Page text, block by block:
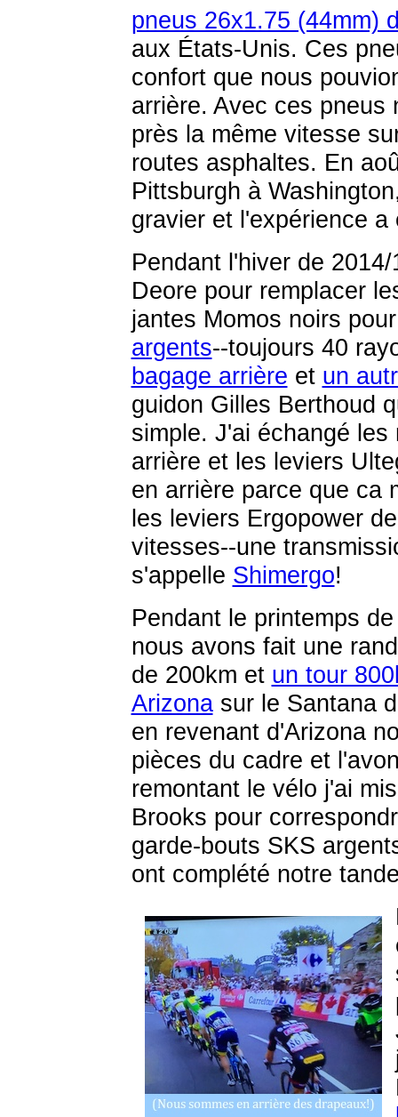
pneus 26x1.75 (44mm)
aux États-Unis. Ces
confort que nous
arrière. Avec ces pneus
près la même vitesse
routes asphaltes. En
Pittsburgh à
gravier et l'expérience a
Pendant l'hiver de
Deore pour remplacer
jantes Momos noirs
argents--toujours 40
bagage arrière et un
guidon Gilles Berthoud
simple. J'ai échangé
arrière et les leviers
en arrière parce que ca
les leviers Ergopower
vitesses--une
s'appelle Shimergo!
Pendant le printemps
nous avons fait une
de 200km et un tour
Arizonasur le Santana
en revenant d'Arizona
pièces du cadre et
remontant le vélo j'ai
Brooks pour
garde-bouts SKS
ont complété notre